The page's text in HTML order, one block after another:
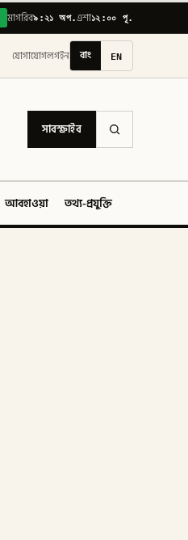
মাগরিব৯:২১ অপ.এশা১২:০০ পূ.
যোগাযোগলগইন বাং EN
সাবস্ক্রাইব
আবহাওয়া তথ্য-প্রযুক্তি